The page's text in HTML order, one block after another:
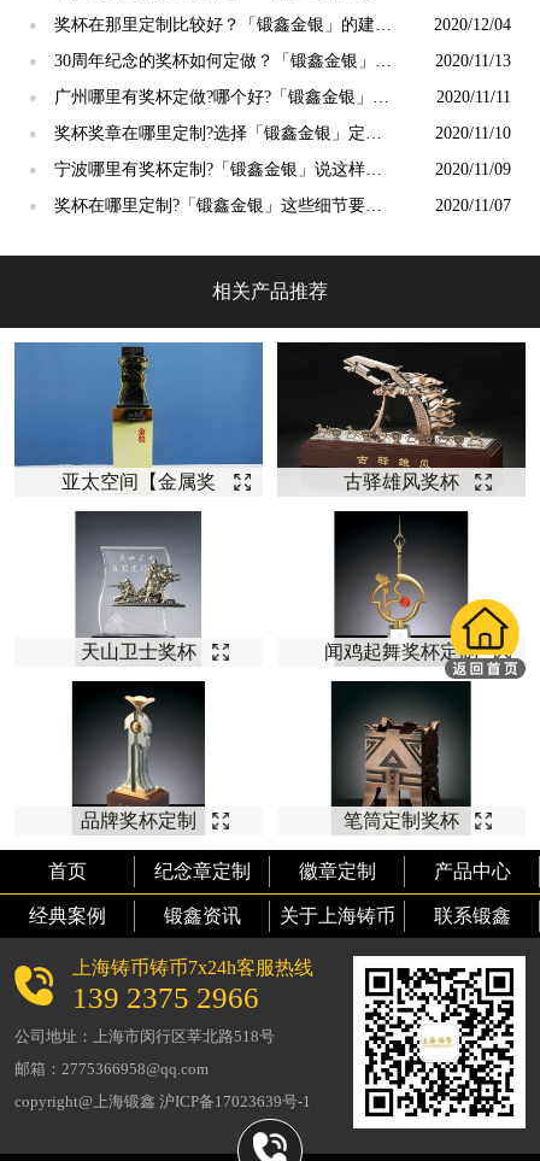
样回答的
●
奖杯在那里定制比较好？「锻鑫金银」的建议
是这样
2020/12/04
●
30周年纪念的奖杯如何定做？「锻鑫金银」好
吗？
2020/11/13
●
广州哪里有奖杯定做?哪个好?「锻鑫金银」这
样说
2020/11/11
●
奖杯奖章在哪里定制?选择「锻鑫金银」定制
价值高
2020/11/10
●
宁波哪里有奖杯定制?「锻鑫金银」说这样定
制比较好？
2020/11/09
●
奖杯在哪里定制?「锻鑫金银」这些细节要注
2020/11/07
相关产品推荐
亚太空间【金属奖
杯定制】
古驿雄风奖杯
天山卫士奖杯 闻鸡起舞奖杯定制
品牌奖杯定制 笔筒定制奖杯
首页 纪念章定制 徽章定制 产品中心
经典案例 锻鑫资讯 关于上海铸币 联系锻鑫
上海铸币铸币7x24h客服热线
139 2375 2966
公司地址：上海市闵行区莘北路518号
邮箱：2775366958@qq.com
copyright@上海锻鑫 沪ICP备17023639号-1